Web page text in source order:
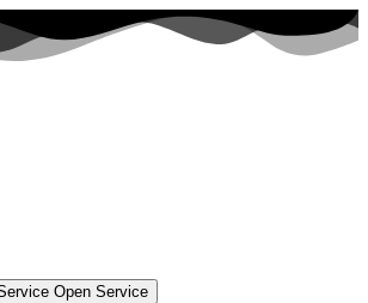
Open Service